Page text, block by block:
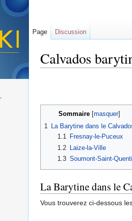
Calvados
Sommaire[ masquer]
1 La Barytine dans le
1.1
Fresnay-le-Puceux
1.2
Laize-la-Ville
1.3 Soumont-Saint-
La Barytine dans le
Vous trouverez ci-dessous
Page Discussion